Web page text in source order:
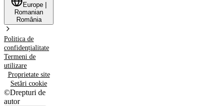
Europe
Romanian
România
Politica de
confidențialitate
Termeni de
utilizare
Proprietate site
Setări cookie
©Drepturi de
autor